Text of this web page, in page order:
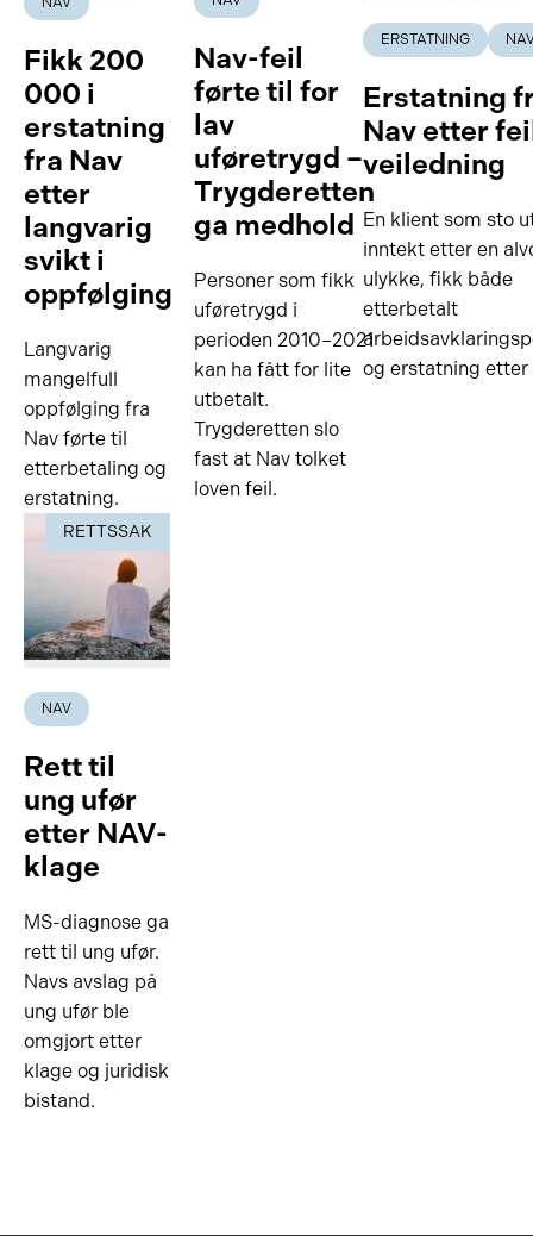
Fikk 200
000 i
erstatning
fra Nav
etter
langvarig
svikt i
oppfølging
Langvarig
mangelfull
oppfølging fra
Nav førte til
etterbetaling og
erstatning.
Nav-feil
førte til for
lav
uføretrygd –
Trygderetten
ga medhold
Personer som fikk
uføretrygd i
perioden 2010–2021
kan ha fått for lite
utbetalt.
Trygderetten slo
fast at Nav tolket
loven feil.
ERSTATNING
Erstatning
Nav etter
veiledning
En klient som sto
inntekt etter en
ulykke, fikk både
etterbetalt
og erstatning
RETTSSAK
NAV
Rett til
ung ufør
etter NAV-
klage
MS-diagnose ga
rett til ung ufør.
Navs avslag på
ung ufør ble
omgjort etter
klage og juridisk
bistand.